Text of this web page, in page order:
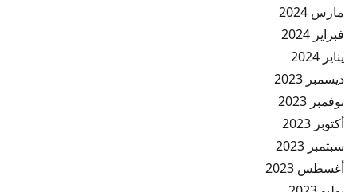
مارس 2024
فبراير 2024
يناير 2024
ديسمبر 2023
نوفمبر 2023
أكتوبر 2023
سبتمبر 2023
أغسطس 2023